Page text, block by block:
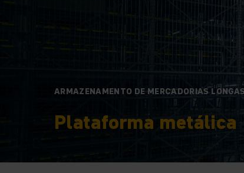
ARMAZENAMENTO DE MERCADORIAS LONGAS
Plataforma metálica